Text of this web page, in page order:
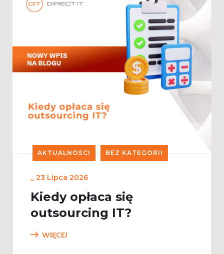
AKTUALNOŚCI BEZ KATEGORII
_ 23 Lipca 2026
Kiedy opłaca się
outsourcing IT?
WIĘCEJ